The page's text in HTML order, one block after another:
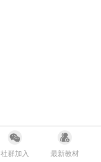
社群加入
最新教材